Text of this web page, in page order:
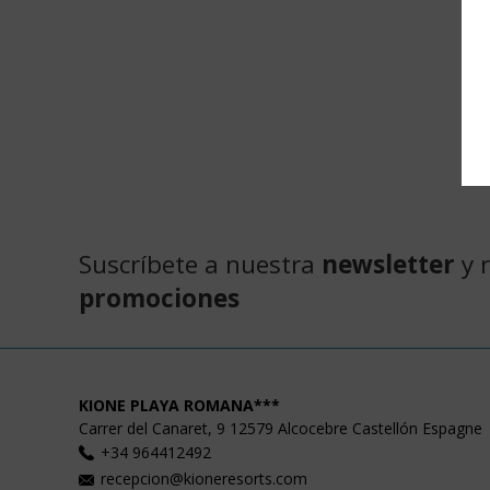
Suscríbete a nuestra newsletter y
promociones
KIONE PLAYA ROMANA***
Carrer del Canaret, 9 12579 Alcocebre Castellón Espagne
+34 964412492
recepcion@kioneresorts.com